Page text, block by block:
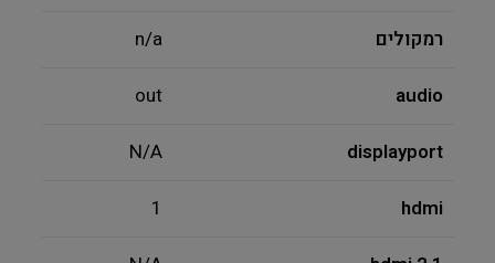
רמקולים n/a
audio
out
displayport
N/A
hdmi
1